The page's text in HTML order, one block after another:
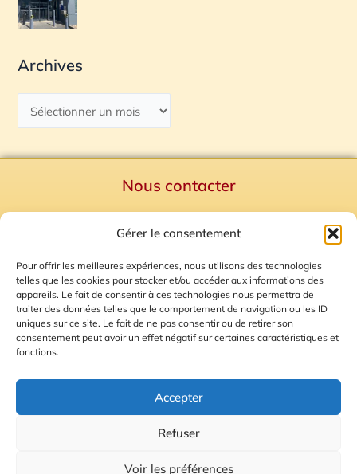
Gérer le consentement
Pour offrir les meilleures expériences, nous utilisons des technologies
telles que les cookies pour stocker et/ou accéder aux informations des
appareils. Le fait de consentir à ces technologies nous permettra de
traiter des données telles que le comportement de navigation ou les ID
uniques sur ce site. Le fait de ne pas consentir ou de retirer son
consentement peut avoir un effet négatif sur certaines caractéristiques et
fonctions.
Accepter
Refuser
Voir les préférences
Archives
Nous contacter
Mentions Légales
Plan du site
Gestion des Cookies
© 2026 Radio Calade